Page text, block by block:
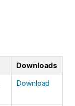
Downloads
Download